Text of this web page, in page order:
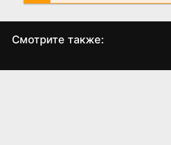
Смотрите также:
Огни осени